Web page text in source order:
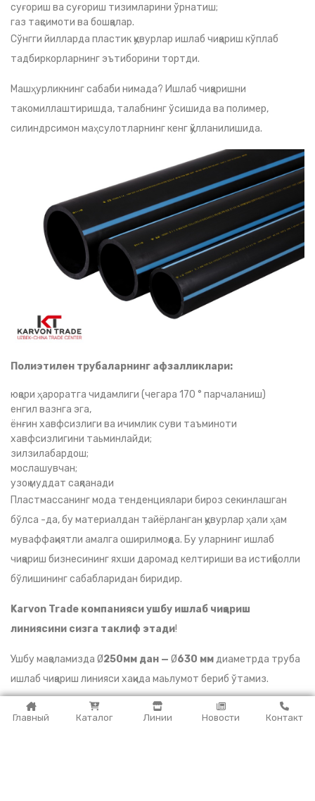
Главный Каталог Линии Новости Контакт
суғориш ва суғориш тизимларини ўрнатиш;
газ тақсимоти ва бошқалар.
Сўнгги йилларда пластик қувурлар ишлаб чиқариш кўплаб
тадбиркорларнинг эътиборини тортди.
Машҳурликнинг сабаби нимада? Ишлаб чиқаришни
такомиллаштиришда, талабнинг ўсишида ва полимер,
силиндрсимон маҳсулотларнинг кенг қўлланилишида.
Полиэтилен трубаларнинг афзалликлари:
юқори ҳароратга чидамлиги (чегара 170 ° парчаланиш)
енгил вазнга эга,
ёнғин хавфсизлиги ва ичимлик суви таъминоти
хавфсизлигини таьминлайди;
зилзилабардош;
мослашувчан;
узоқ муддат сақланади
Пластмассанинг мода тенденциялари бироз секинлашган
бўлса -да, бу материалдан тайёрланган қувурлар ҳали ҳам
муваффақиятли амалга оширилмоқда. Бу уларнинг ишлаб
чиқариш бизнесининг яхши даромад келтириши ва истиқболли
бўлишининг сабабларидан биридир.
Karvon Trade компанияси ушбу ишлаб чиқариш
линиясини сизга таклиф этади!
Ушбу мақоламизда Ø250мм дан — Ø630 ммдиаметрда труба
ишлаб чиқариш линияси хақида маьлумот бериб ўтамиз.
Бундан ташқари: